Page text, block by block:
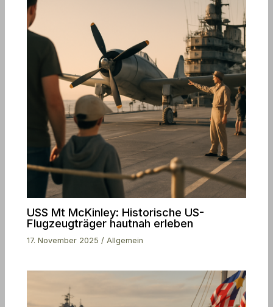
USS Mt McKinley: Historische US-
Flugzeugträger hautnah erleben
17. November 2025 / Allgemein